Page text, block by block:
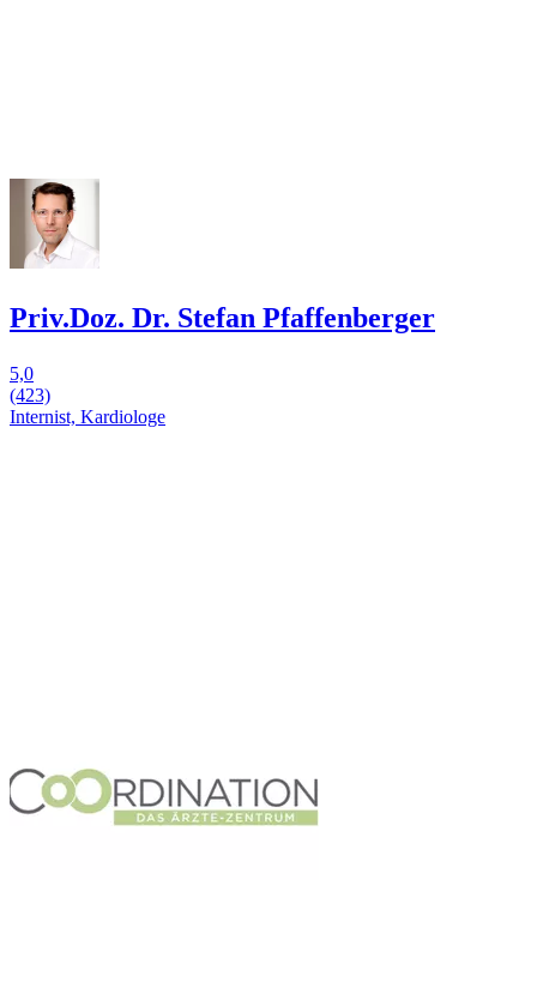
Priv.Doz. Dr. Stefan Pfaffenberger
5,0
(423)
Internist, Kardiologe